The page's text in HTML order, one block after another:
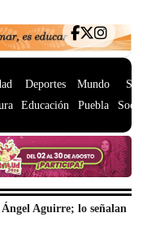
Deportes
Educación
Mundo
Puebla
Aguirre; lo señalan